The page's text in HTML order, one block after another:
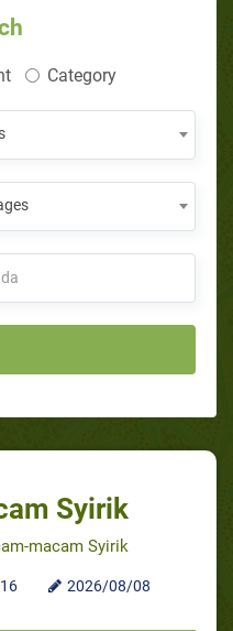
Category
Syirik
macam Syirik
2026/08/08